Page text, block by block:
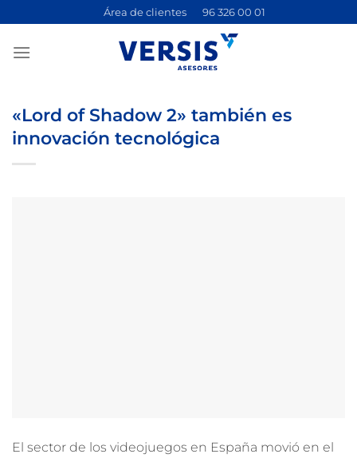
contenido
Área de clientes 96 326 00 01
«Lord of Shadow 2» también es
innovación tecnológica
El sector de los videojuegos en España movió en el